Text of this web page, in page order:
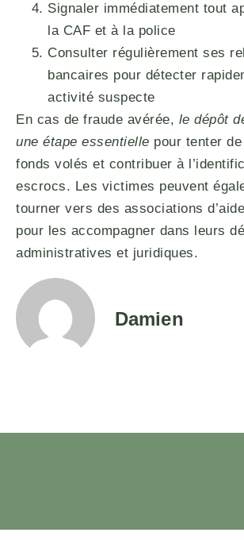
Signaler immédiatement tout
la CAF et à la police
Consulter régulièrement ses
bancaires pour détecter
activité suspecte
En cas de fraude avérée, le dépôt
une étape essentielle pour tenter
fonds volés et contribuer à
escrocs. Les victimes peuvent
tourner vers des associations
pour les accompagner dans leurs
administratives et juridiques.
Damien